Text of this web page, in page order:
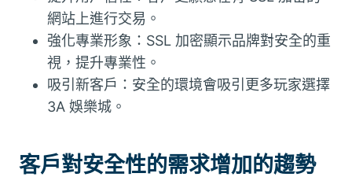
網站上進行交易。
強化專業形象：SSL 加密顯示品牌對安全的重
視，提升專業性。
吸引新客戶：安全的環境會吸引更多玩家選擇
3A 娛樂城。
客戶對安全性的需求增加的趨勢